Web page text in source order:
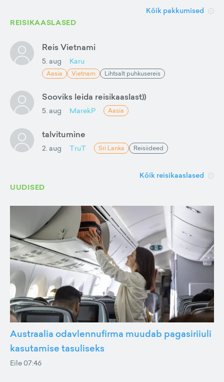
Kõik pakkumised
REISIKAASLASED
Reis Vietnami
5. aug Karu
Aasia Vietnam Lihtsalt puhkusereis
Sooviks leida reisikaaslast))
5. aug MarekP Aasia
talvitumine
2. aug TruT Sri Lanka Reisiideed
Kõik reisikaaslased
UUDISED
Austraalia odavlennufirma muudab pagasiriiuli
kasutamise tasuliseks
Eile 07:46